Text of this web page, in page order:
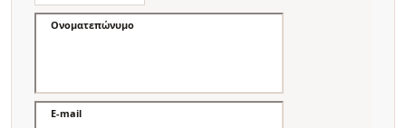
Ονοματεπώνυμο
E-mail